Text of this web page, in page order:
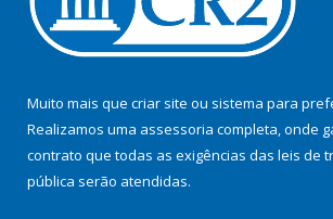
Muito mais que criar site ou sistema para
Realizamos uma assessoria completa, onde
contrato que todas as exigências das leis de
pública serão atendidas.